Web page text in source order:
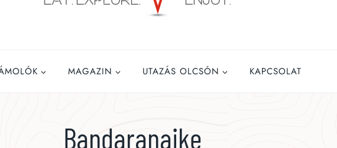
MAGAZIN UTAZÁS OLCSÓN KAPCSOLAT
Bandaranaike